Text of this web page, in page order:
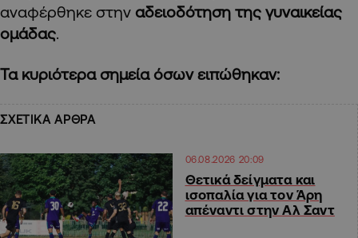
αναφέρθηκε στην αδειοδότηση της γυναικείας
ομάδας.
Τα κυριότερα σημεία όσων ειπώθηκαν:
ΣΧΕΤΙΚΑ ΑΡΘΡΑ
06.08.2026 20:09
Θετικά δείγματα και
ισοπαλία για τον Άρη
απέναντι στην Αλ Σαντ